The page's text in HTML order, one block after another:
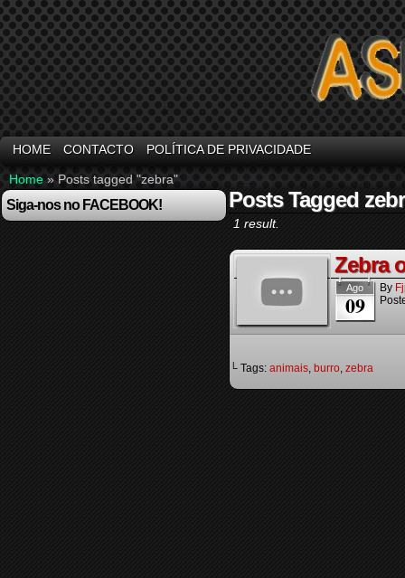
HOME CONTACTO POLÍTICA DE PRIVACIDADE
Home » Posts tagged "zebra"
Siga-nos no FACEBOOK! Posts Tagged
1 result.
Zebra
Ago
09
By
└ Tags: animais, burro, zebra